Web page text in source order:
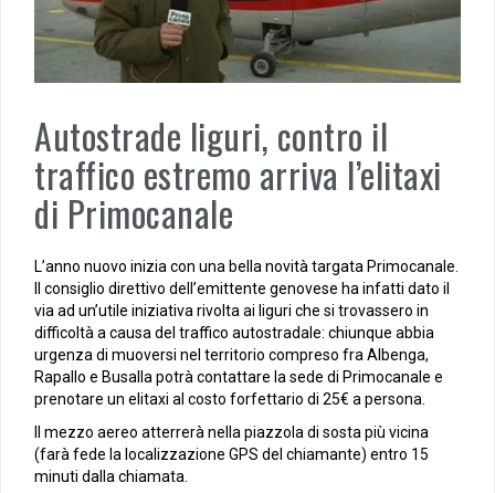
Autostrade liguri, contro il
traffico estremo arriva l’elitaxi
di Primocanale
L’anno nuovo inizia con una bella novità targata Primocanale.
Il consiglio direttivo dell’emittente genovese ha infatti dato il
via ad un’utile iniziativa rivolta ai liguri che si trovassero in
difficoltà a causa del traffico autostradale: chiunque abbia
urgenza di muoversi nel territorio compreso fra Albenga,
Rapallo e Busalla potrà contattare la sede di Primocanale e
prenotare un elitaxi al costo forfettario di 25€ a persona.
Il mezzo aereo atterrerà nella piazzola di sosta più vicina
(farà fede la localizzazione GPS del chiamante) entro 15
minuti dalla chiamata.